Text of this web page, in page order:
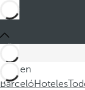
Está en
BarcelóHoteles